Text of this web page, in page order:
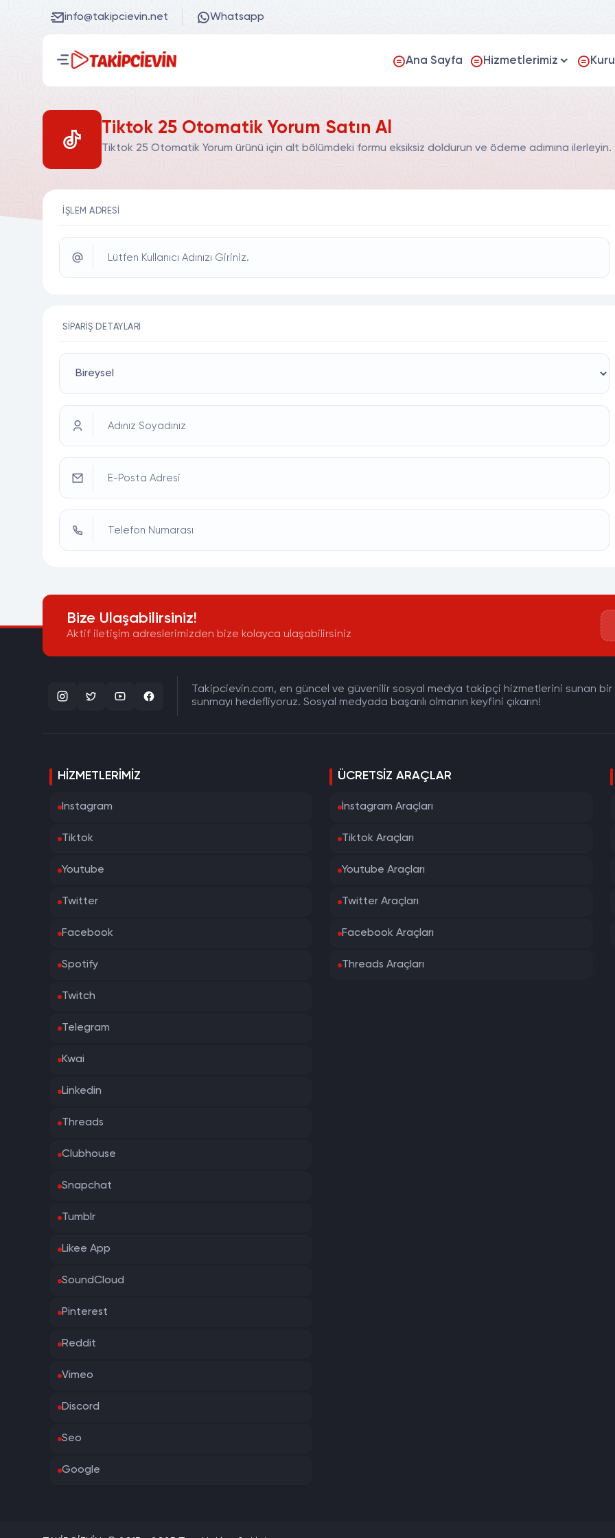
info@takipcievin.net Whatsapp
Ana Sayfa Hizmetlerimiz
Tiktok 25 Otomatik Yorum Satın Al
Tiktok 25 Otomatik Yorum ürünü için alt bölümdeki formu eksiksiz doldurun ve ödeme adımına ilerleyin.
İŞLEM ADRESI
Lütfen Kullanıcı Adınızı Giriniz.
SIPARIŞ DETAYLARI
Adınız Soyadınız
E-Posta Adresi
Telefon Numarası
Bize Ulaşabilirsiniz!
Aktif iletişim adreslerimizden bize kolayca ulaşabilirsiniz
Takipcievin.com, en güncel ve güvenilir sosyal medya takipçi hizmetlerini sunan bir
sunmayı hedefliyoruz. Sosyal medyada başarılı olmanın keyfini çıkarın!
HIZMETLERIMIZ
Instagram
Tiktok
Youtube
Twitter
Facebook
Spotify
Twitch
Telegram
Kwai
Linkedin
Threads
Clubhouse
Snapchat
Tumblr
Likee App
SoundCloud
Pinterest
Reddit
Vimeo
Discord
Seo
Google
ÜCRETSIZ ARAÇLAR
İnstagram Araçları
Tiktok Araçları
Youtube Araçları
Twitter Araçları
Facebook Araçları
Threads Araçları